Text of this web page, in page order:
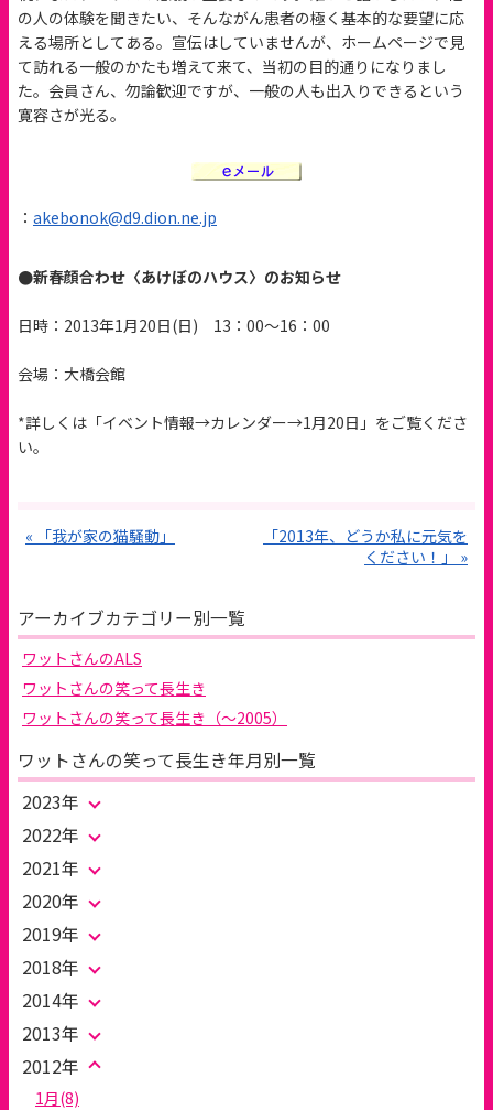
の人の体験を聞きたい、そんながん患者の極く基本的な要望に応
える場所としてある。宣伝はしていませんが、ホームページで見
て訪れる一般のかたも増えて来て、当初の目的通りになりまし
た。会員さん、勿論歓迎ですが、一般の人も出入りできるという
寛容さが光る。
： akebonok@d9.dion.ne.jp
●新春顔合わせ〈あけぼのハウス〉のお知らせ
日時：2013年1月20日(日) 13：00～16：00
会場：大橋会館
*詳しくは「イベント情報→カレンダー→1月20日」をご覧くださ
い。
« 「我が家の猫騒動」
「2013年、どうか私に元気を
ください！」 »
アーカイブカテゴリー別一覧
ワットさんのALS
ワットさんの笑って長生き
ワットさんの笑って長生き（～2005）
ワットさんの笑って長生き年月別一覧
2023年
2022年
2021年
2020年
2019年
2018年
2014年
2013年
2012年
1月(8)